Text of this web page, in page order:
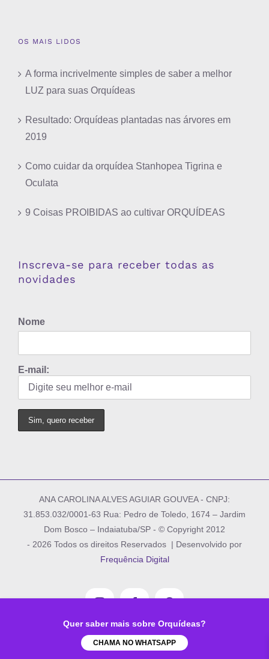
Quer saber mais sobre Orquídeas?
CHAMA NO WHATSAPP
OS MAIS LIDOS
A forma incrivelmente simples de saber a melhor
LUZ para suas Orquídeas
Resultado: Orquídeas plantadas nas árvores em
2019
Como cuidar da orquídea Stanhopea Tigrina e
Oculata
9 Coisas PROIBIDAS ao cultivar ORQUÍDEAS
Inscreva-se para receber todas as
novidades
Nome
E-mail:
ANA CAROLINA ALVES AGUIAR GOUVEA - CNPJ:
31.853.032/0001-63 Rua: Pedro de Toledo, 1674 – Jardim
Dom Bosco – Indaiatuba/SP - © Copyright 2012
- 2026 Todos os direitos Reservados | Desenvolvido por
Frequência Digital